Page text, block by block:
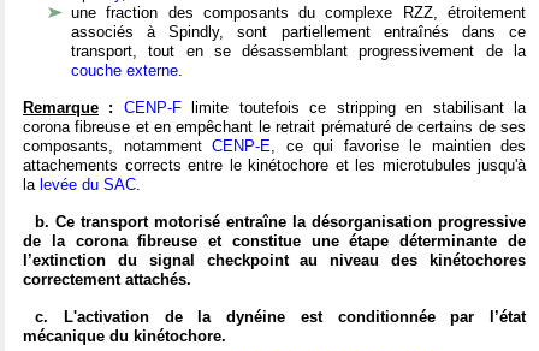
une fraction des composants du complexe RZZ, étroitement
associés à Spindly, sont partiellement entraînés dans ce
transport, tout en se désassemblant progressivement de la
couche externe
Remarque : CENP-Flimite toutefois ce stripping en stabilisant la
corona fibreuse et en empêchant le retrait prématuré de certains de ses
composants, notamment CENP-E , ce qui favorise le maintien des
attachements corrects entre le kinétochore et les microtubules jusqu'à
la levée du SAC
b. Ce transport motorisé entraîne la désorganisation progressive
de la corona fibreuse et constitue une étape déterminante de
l’extinction du signal checkpoint au niveau des kinétochores
correctement attachés.
c. L'activation de la dynéine est conditionnée par l’état
mécanique du kinétochore.